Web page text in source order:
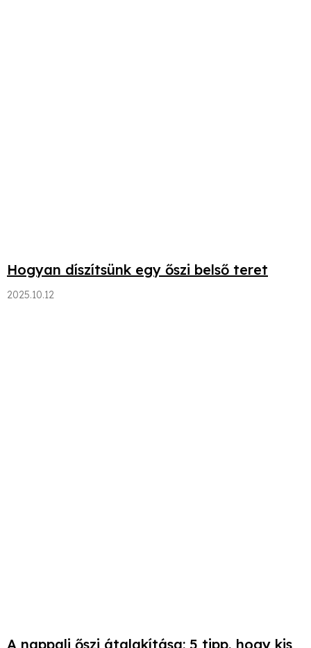
Hogyan díszítsünk egy őszi belső teret
2025.10.12
A nappali őszi átalakítása: 5 tipp, hogy kis